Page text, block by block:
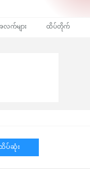
က်များ ထိပ်တိုက်
ပ်ဆုံး